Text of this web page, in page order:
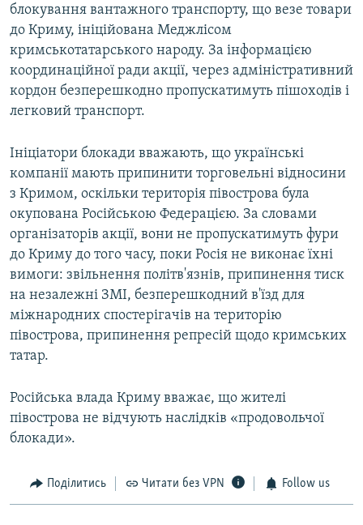
блокування вантажного транспорту, що везе товари
до Криму, ініційована Меджлісом
кримськотатарського народу. За інформацією
координаційної ради акції, через адміністративний
кордон безперешкодно пропускатимуть пішоходів і
легковий транспорт.
Ініціатори блокади вважають, що українські
компанії мають припинити торговельні відносини
з Кримом, оскільки територія півострова була
окупована Російською Федерацією. За словами
організаторів акції, вони не пропускатимуть фури
до Криму до того часу, поки Росія не виконає їхні
вимоги: звільнення політв'язнів, припинення тиск
на незалежні ЗМІ, безперешкодний в'їзд для
міжнародних спостерігачів на територію
півострова, припинення репресій щодо кримських
татар.
Російська влада Криму вважає, що жителі
півострова не відчують наслідків «продовольчої
блокади».
Поділитись Читати без VPN Follow us